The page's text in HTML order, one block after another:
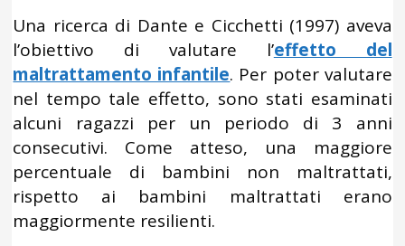
Una ricerca di Dante e Cicchetti (1997) aveva
l’obiettivo di valutare l’effetto del
maltrattamento infantile. Per poter valutare
nel tempo tale effetto, sono stati esaminati
alcuni ragazzi per un periodo di 3 anni
consecutivi. Come atteso, una maggiore
percentuale di bambini non maltrattati,
rispetto ai bambini maltrattati erano
maggiormente resilienti.